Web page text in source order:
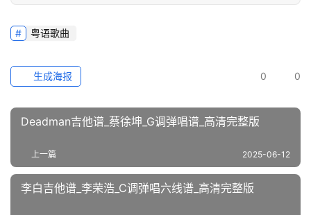
粤语歌曲
0 0
生成海报
Deadman吉他谱_蔡徐坤_G调弹唱谱_高清完整版
上一篇 2025-06-12
李白吉他谱_李荣浩_C调弹唱六线谱_高清完整版